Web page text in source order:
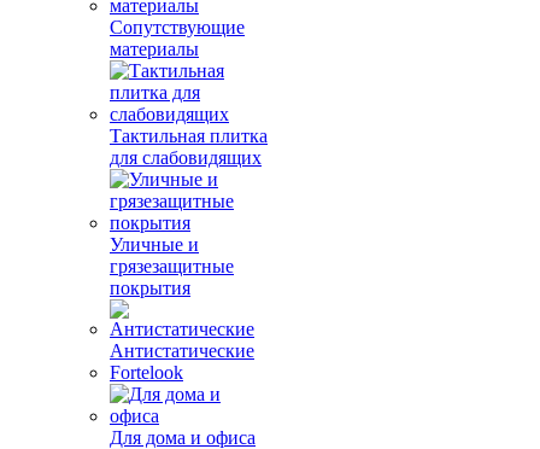
Сопутствующие
материалы
Тактильная плитка
для слабовидящих
Уличные и
грязезащитные
покрытия
Антистатические
Fortelook
Для дома и офиса